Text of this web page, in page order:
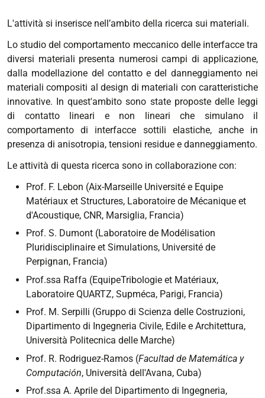
L'attività si inserisce nell’ambito della ricerca sui materiali.
Lo studio del comportamento meccanico delle interfacce tra
diversi materiali presenta numerosi campi di applicazione,
dalla modellazione del contatto e del danneggiamento nei
materiali compositi al design di materiali con caratteristiche
innovative. In quest'ambito sono state proposte delle leggi
di contatto lineari e non lineari che simulano il
comportamento di interfacce sottili elastiche, anche in
presenza di anisotropia, tensioni residue e danneggiamento.
Le attività di questa ricerca sono in collaborazione con:
Prof. F. Lebon (Aix-Marseille Université e Equipe
Matériaux et Structures, Laboratoire de Mécanique et
d'Acoustique, CNR, Marsiglia, Francia)
Prof. S. Dumont (Laboratoire de Modélisation
Pluridisciplinaire et Simulations, Université de
Perpignan, Francia)
Prof.ssa Raffa (EquipeTribologie et Matériaux,
Laboratoire QUARTZ, Supméca, Parigi, Francia)
Prof. M. Serpilli (Gruppo di Scienza delle Costruzioni,
Dipartimento di Ingegneria Civile, Edile e Architettura,
Università Politecnica delle Marche)
Prof. R. Rodriguez-Ramos (Facultad de Matemática y
Computación, Università dell'Avana, Cuba)
Prof.ssa A. Aprile del Dipartimento di Ingegneria,